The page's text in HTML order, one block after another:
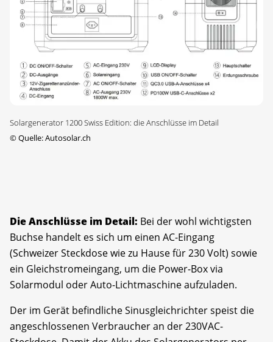
Solargenerator 1200 Swiss Edition: die Anschlüsse im Detail
©Quelle: Autosolar.ch
Die Anschlüsse im Detail: Bei der wohl wichtigsten
Buchse handelt es sich um einen AC-Eingang
(Schweizer Steckdose wie zu Hause für 230 Volt) sowie
ein Gleichstromeingang, um die Power-Box via
Solarmodul oder Auto-Lichtmaschine aufzuladen.
Der im Gerät befindliche Sinusgleichrichter speist die
angeschlossenen Verbraucher an der 230VAC-